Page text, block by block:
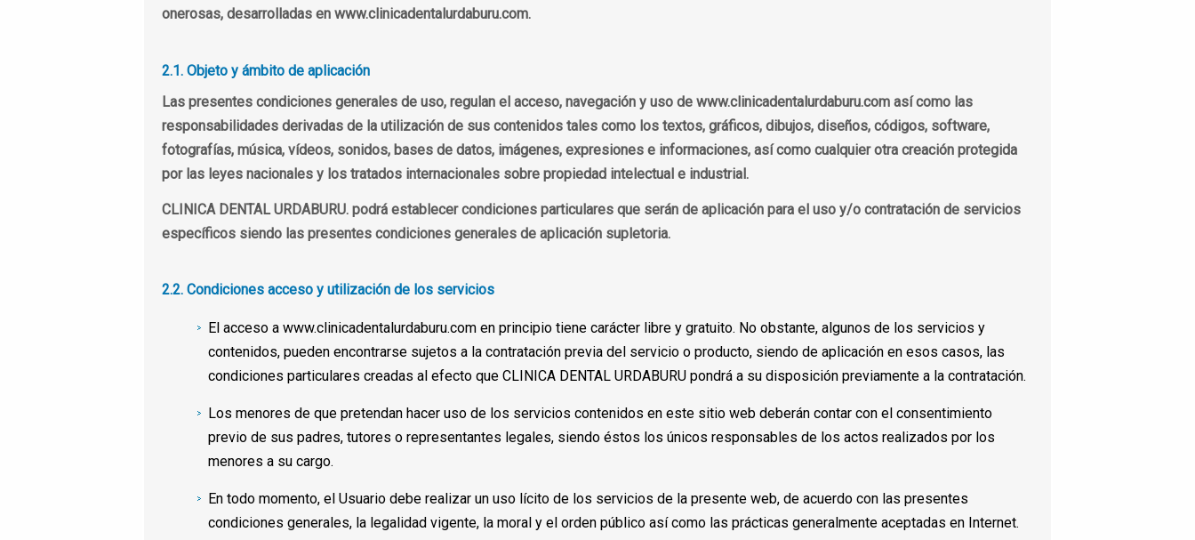
onerosas, desarrolladas en www.clinicadentalurdaburu.com.
2.1. Objeto y ámbito de aplicación
Las presentes condiciones generales de uso, regulan el acceso, navegación y uso de www.clinicadentalurdaburu.com así como las
responsabilidades derivadas de la utilización de sus contenidos tales como los textos, gráficos, dibujos, diseños, códigos, software,
fotografías, música, vídeos, sonidos, bases de datos, imágenes, expresiones e informaciones, así como cualquier otra creación protegida
por las leyes nacionales y los tratados internacionales sobre propiedad intelectual e industrial.
CLINICA DENTAL URDABURU. podrá establecer condiciones particulares que serán de aplicación para el uso y/o contratación de servicios
específicos siendo las presentes condiciones generales de aplicación supletoria.
2.2. Condiciones acceso y utilización de los servicios
El acceso a www.clinicadentalurdaburu.com en principio tiene carácter libre y gratuito. No obstante, algunos de los servicios y
contenidos, pueden encontrarse sujetos a la contratación previa del servicio o producto, siendo de aplicación en esos casos, las
condiciones particulares creadas al efecto que CLINICA DENTAL URDABURU pondrá a su disposición previamente a la contratación.
Los menores de que pretendan hacer uso de los servicios contenidos en este sitio web deberán contar con el consentimiento
previo de sus padres, tutores o representantes legales, siendo éstos los únicos responsables de los actos realizados por los
menores a su cargo.
En todo momento, el Usuario debe realizar un uso lícito de los servicios de la presente web, de acuerdo con las presentes
condiciones generales, la legalidad vigente, la moral y el orden público así como las prácticas generalmente aceptadas en Internet.